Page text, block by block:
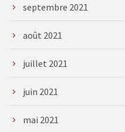
septembre 2021
août 2021
juillet 2021
juin 2021
mai 2021